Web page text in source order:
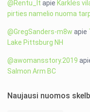
@Rentu_lt apieKarklės
pirties namelio nuoma
@GregSanders-m8w apie
Lake Pittsburg NH
@awomansstory.2019
Salmon Arm BC
Naujausi nuomos